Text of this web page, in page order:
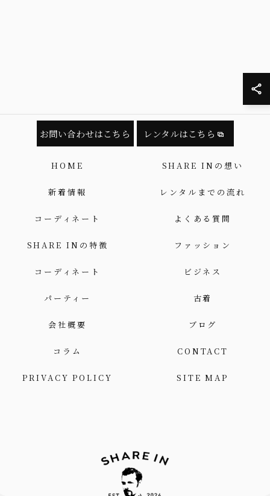
お問い合わせはこちら レンタルはこちら
HOME SHARE INの想い
新着情報 レンタルまでの流れ
コーディネート よくある質問
SHARE INの特徴 ファッション
コーディネート ビジネス
パーティー 古着
会社概要 ブログ
コラム CONTACT
PRIVACY POLICY SITE MAP